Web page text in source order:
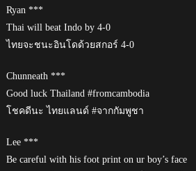
Ryan ***
Thai will beat Indo by 4-0
ไทยจะชนะอินโดด้วยสกอร์ 4-0
Chunneath ***
Good luck Thailand #fromcambodia
โชคดีนะ ไทยแลนด์ #จากกัมพูชา
Lee ***
Be careful with his foot print on ur boy’s face